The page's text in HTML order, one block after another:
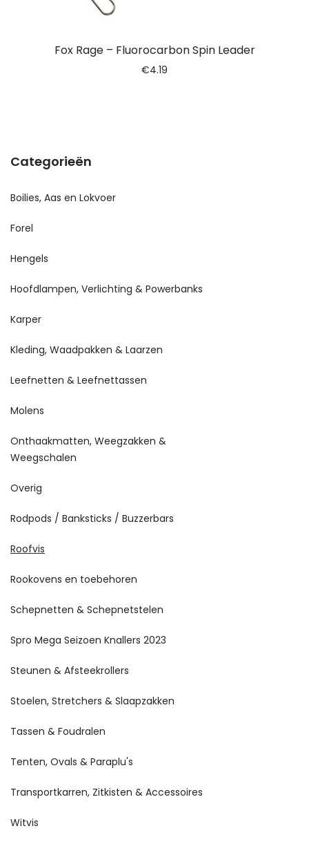
Fox Rage – Fluorocarbon Spin Leader
€4.19
Categorieën
Boilies, Aas en Lokvoer
Forel
Hengels
Hoofdlampen, Verlichting & Powerbanks
Karper
Kleding, Waadpakken & Laarzen
Leefnetten & Leefnettassen
Molens
Onthaakmatten, Weegzakken &
Weegschalen
Overig
Rodpods / Banksticks / Buzzerbars
Roofvis
Rookovens en toebehoren
Schepnetten & Schepnetstelen
Spro Mega Seizoen Knallers 2023
Steunen & Afsteekrollers
Stoelen, Stretchers & Slaapzakken
Tassen & Foudralen
Tenten, Ovals & Paraplu's
Transportkarren, Zitkisten & Accessoires
Witvis